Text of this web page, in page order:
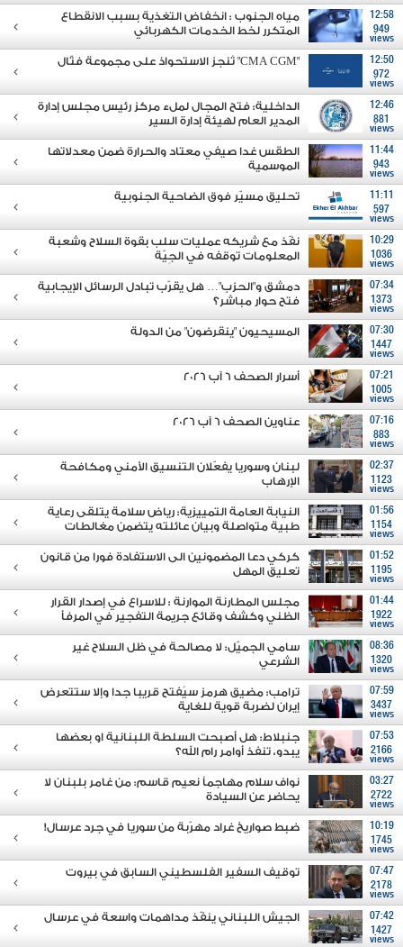
12:58
949
views
مياه الجنوب : انخفاض التغذية بسبب الانقطاع
المتكرر لخط الخدمات الكهربائي
12:50
972
views
"CMA CGM" تُنجز الاستحواذ على مجموعة فتّال
12:46
881
views
الداخلية: فتح المجال لملء مركز رئيس مجلس إدارة
المدير العام لهيئة إدارة السير
11:44
943
views
الطقس غدا صيفي معتاد والحرارة ضمن معدلاتها
الموسمية
11:11
597
views
تحليق مسيّر فوق الضاحية الجنوبية
10:29
1036
views
نفّذ مع شريكه عمليات سلب بقوة السلاح وشعبة
المعلومات توقفه في الجِيّة
07:34
1373
views
دمشق و"الحزب"… هل يقرّب تبادل الرسائل الإيجابية
فتح حوار مباشر؟
07:30
1447
views
المسيحيون "ينقرضون" من الدولة
07:21
1005
views
أسرار الصحف 6 آب 2026
07:16
883
views
عناوين الصحف 6 آب 2026
02:37
1123
views
لبنان وسوريا يفعّلان التنسيق الأمني ومكافحة
الإرهاب
01:56
1154
views
النيابة العامة التمييزية: رياض سلامة يتلقى رعاية
طبية متواصلة وبيان عائلته يتضمن مغالطات
01:52
1195
views
كركي دعا المضمونين الى الاستفادة فورا من قانون
تعليق المهل
01:44
1922
views
مجلس المطارنة الموارنة : للاسراع في إصدار القرار
الظني وكشف وقائع جريمة التفجير في المرفأ
08:36
1320
views
سامي الجميّل: لا مصالحة في ظل السلاح غير
الشرعي
07:59
3437
views
ترامب: مضيق هرمز سيُفتح قريبا جدا وإلا ستتعرض
إيران لضربة قوية للغاية
07:53
2166
views
جنبلاط: هل أصبحت السلطة اللبنانية او بعضها
يبدو، تنفذ أوامر رام الله؟
03:27
2722
views
نواف سلام مهاجماً نعيم قاسم: من غامر بلبنان لا
يحاضر عن السيادة
10:19
1745
views
ضبط صواريخ غراد مهرّبة من سوريا في جرد عرسال!
07:47
2178
views
توقيف السفير الفلسطيني السابق في بيروت
07:42
1427
views
الجيش اللبناني ينفّذ مداهمات واسعة في عرسال